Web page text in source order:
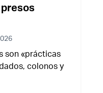
son «prácticas
colonos y